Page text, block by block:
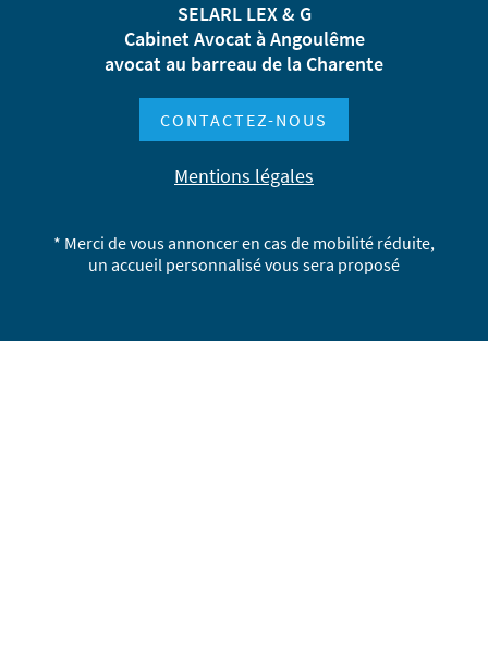
SELARL LEX & G
Cabinet Avocat à Angoulême
avocat au barreau de la Charente
CONTACTEZ-NOUS
Mentions légales
* Merci de vous annoncer en cas de mobilité réduite,
un accueil personnalisé vous sera proposé